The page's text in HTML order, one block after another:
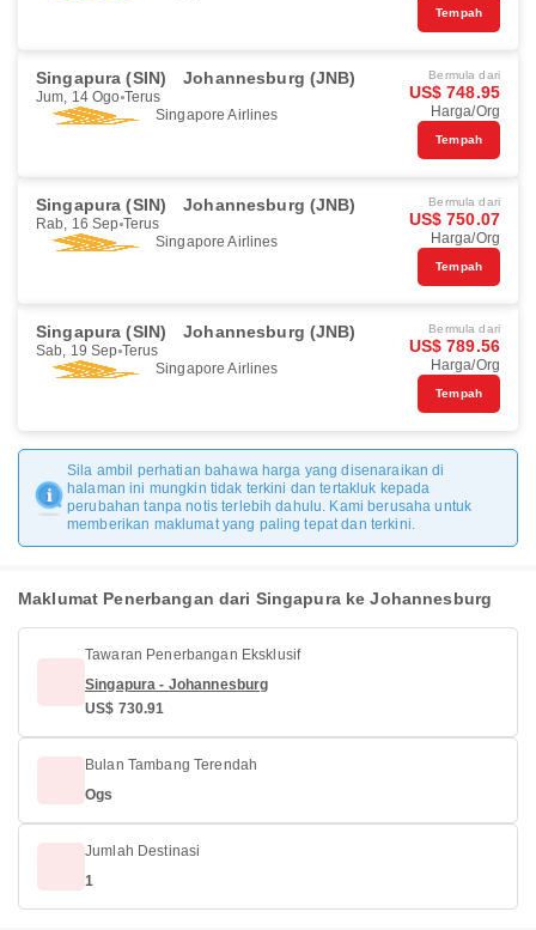
Tempah
Singapura (SIN) Johannesburg (JNB)
Jum, 14 Ogo Terus
Singapore Airlines
Bermula dari
US$ 748.95
Harga/Org
Tempah
Singapura (SIN) Johannesburg (JNB)
Rab, 16 Sep Terus
Singapore Airlines
Bermula dari
US$ 750.07
Harga/Org
Tempah
Singapura (SIN) Johannesburg (JNB)
Sab, 19 Sep Terus
Singapore Airlines
Bermula dari
US$ 789.56
Harga/Org
Tempah
Sila ambil perhatian bahawa harga yang disenaraikan di
halaman ini mungkin tidak terkini dan tertakluk kepada
perubahan tanpa notis terlebih dahulu. Kami berusaha untuk
memberikan maklumat yang paling tepat dan terkini.
Maklumat Penerbangan dari Singapura ke Johannesburg
Tawaran Penerbangan Eksklusif
Singapura - Johannesburg
US$ 730.91
Bulan Tambang Terendah
Ogs
Jumlah Destinasi
1